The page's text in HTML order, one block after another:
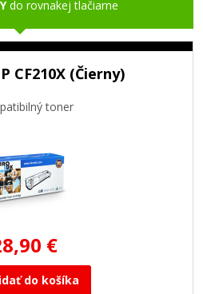
do rovnakej tlačiarne
CF210X (Čierny)
toner
€
do košíka